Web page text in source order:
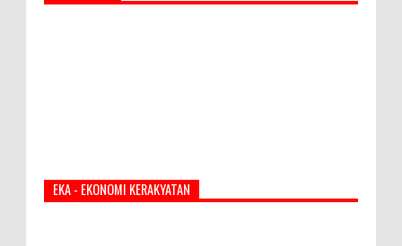
EKA - EKONOMI KERAKYATAN